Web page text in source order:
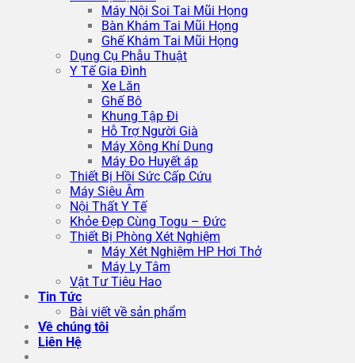
Máy Nội Soi Tai Mũi Họng
Bàn Khám Tai Mũi Họng
Ghế Khám Tai Mũi Họng
Dụng Cụ Phẫu Thuật
Y Tế Gia Đình
Xe Lăn
Ghế Bô
Khung Tập Đi
Hỗ Trợ Người Già
Máy Xông Khí Dung
Máy Đo Huyết áp
Thiết Bị Hồi Sức Cấp Cứu
Máy Siêu Âm
Nội Thất Y Tế
Khỏe Đẹp Cùng Togu – Đức
Thiết Bị Phòng Xét Nghiệm
Máy Xét Nghiệm HP Hơi Thở
Máy Ly Tâm
Vật Tư Tiêu Hao
Tin Tức
Bài viết về sản phẩm
Về chúng tôi
Liên Hệ